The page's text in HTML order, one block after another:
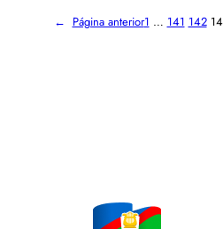
← Página anterior1 … 141 142